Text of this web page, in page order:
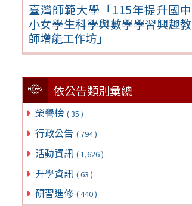
臺灣師範大學「115年提升國中
小女學生科學與數學學習興趣教
師增能工作坊」
依公告類別彙總
榮譽榜 ( 35 )
行政公告 ( 794 )
活動資訊 ( 1,626 )
升學資訊 ( 63 )
研習進修 ( 440 )